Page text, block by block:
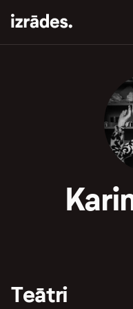
Teātri